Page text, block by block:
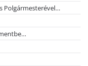
Polgármesterével…